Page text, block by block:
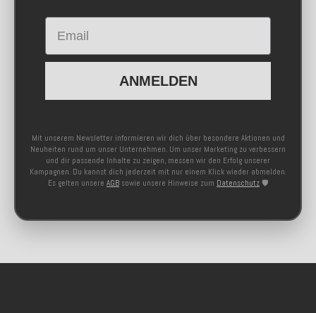
Email
ANMELDEN
Mit unserem Newsletter informieren wir dich über besondere Aktionen und
Neuheiten rund um unser Unternehmen. Um unser Marketing zu verbessern
und dir passende Inhalte zu zeigen, messen wir den Erfolg unserer
Kampagnen. Du kannst dich jederzeit mit nur einem Klick wieder abmelden.
Es gelten unsere AGB sowie unsere Hinweise zum Datenschutz 🛡️